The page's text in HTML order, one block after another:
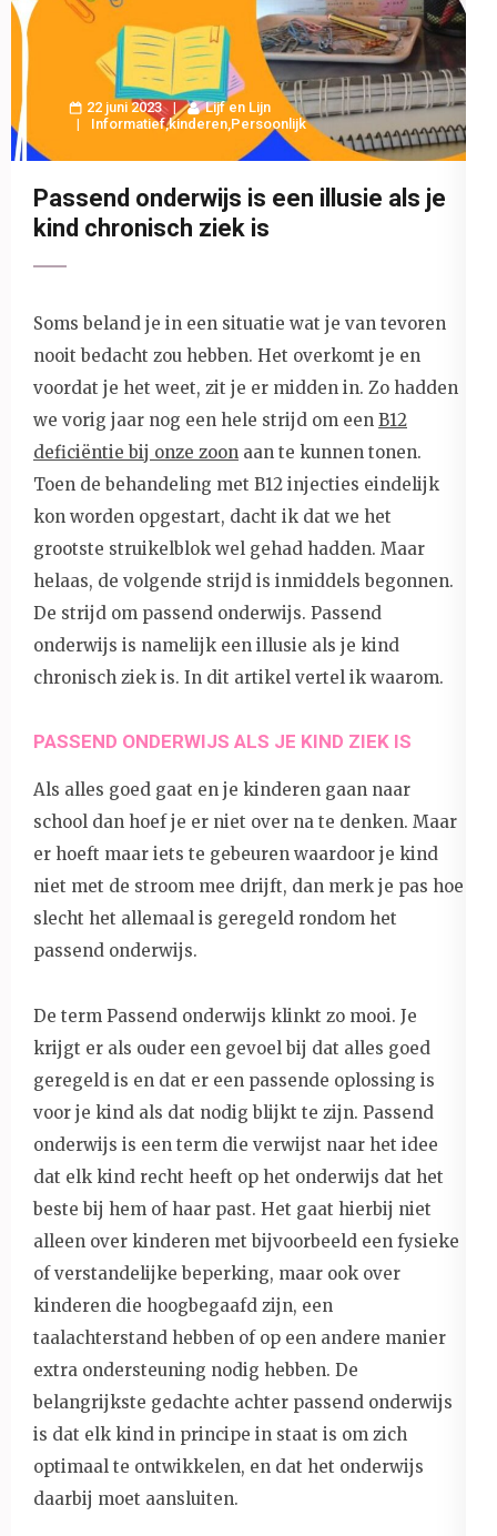
22 juni 2023
Lijf en Lijn
Informatief,kinderen,Persoonlijk
Passend onderwijs is een illusie als je
kind chronisch ziek is
Soms beland je in een situatie wat je van tevoren
nooit bedacht zou hebben. Het overkomt je en
voordat je het weet, zit je er midden in. Zo hadden
we vorig jaar nog een hele strijd om een B12
deficiëntie bij onze zoon aan te kunnen tonen.
Toen de behandeling met B12 injecties eindelijk
kon worden opgestart, dacht ik dat we het
grootste struikelblok wel gehad hadden. Maar
helaas, de volgende strijd is inmiddels begonnen.
De strijd om passend onderwijs. Passend
onderwijs is namelijk een illusie als je kind
chronisch ziek is. In dit artikel vertel ik waarom.
PASSEND ONDERWIJS ALS JE KIND ZIEK IS
Als alles goed gaat en je kinderen gaan naar
school dan hoef je er niet over na te denken. Maar
er hoeft maar iets te gebeuren waardoor je kind
niet met de stroom mee drijft, dan merk je pas hoe
slecht het allemaal is geregeld rondom het
passend onderwijs.
De term Passend onderwijs klinkt zo mooi. Je
krijgt er als ouder een gevoel bij dat alles goed
geregeld is en dat er een passende oplossing is
voor je kind als dat nodig blijkt te zijn. Passend
onderwijs is een term die verwijst naar het idee
dat elk kind recht heeft op het onderwijs dat het
beste bij hem of haar past. Het gaat hierbij niet
alleen over kinderen met bijvoorbeeld een fysieke
of verstandelijke beperking, maar ook over
kinderen die hoogbegaafd zijn, een
taalachterstand hebben of op een andere manier
extra ondersteuning nodig hebben. De
belangrijkste gedachte achter passend onderwijs
is dat elk kind in principe in staat is om zich
optimaal te ontwikkelen, en dat het onderwijs
daarbij moet aansluiten.